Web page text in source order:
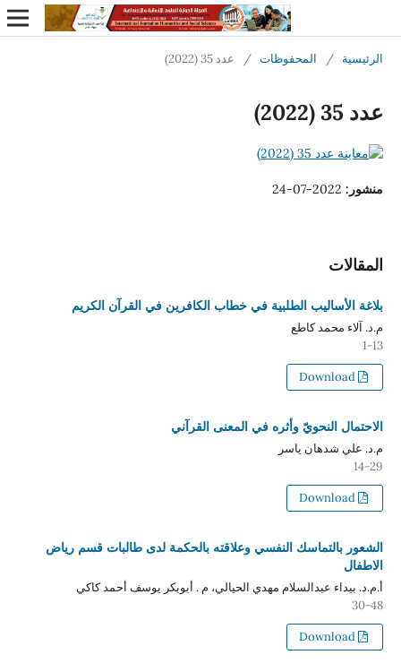
الرئيسية / المحفوظات / عدد 35 (2022)
عدد 35 (2022)
منشور: 2022-07-24
المقالات
بلاغة الأساليب الطلبية في خطاب الكافرين في القرآن الكريم
م.د. آلاء محمد كاطع
1-13
Download
الاحتمال النحويّ وأثره في المعنى القرآني
م.د. علي شدهان ياسر
14-29
Download
الشعور بالتماسك النفسي وعلاقته بالحكمة لدى طالبات قسم رياض
الاطفال
أ.م.د. بيداء عبدالسلام مهدي الحيالي، م . أبوبكر يوسف أحمد كاكي
30-48
Download